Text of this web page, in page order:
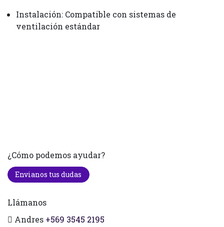
Instalación: Compatible con sistemas de
ventilación estándar
¿Cómo podemos ayudar?
Envianos tus dudas
Llámanos
Andres +569 3545 2195